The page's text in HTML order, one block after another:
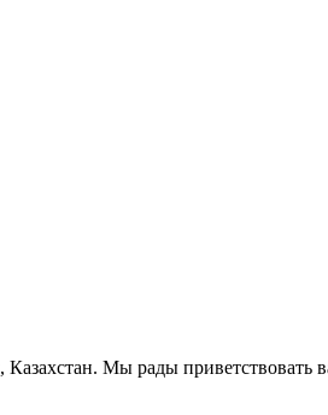
Мы рады приветствовать